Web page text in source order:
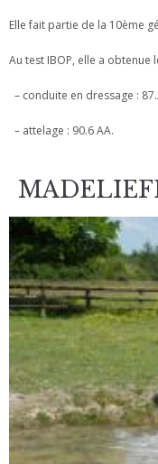
Elle fait partie de la 10ème
Au test IBOP, elle a obtenue
– conduite en dressage :
– attelage : 90.6 AA.